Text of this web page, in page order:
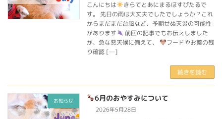
こんにちは
きらてとあにまるほすぴたるで
す。 先日の雨は大丈夫でしたでしょうか？これ
からまだまだ台風など、予期せぬ天災の可能性
があります
前回の記事でもお伝えしました
が、急な悪天候に備えて、
フードやお薬の残
り確認 […]
続きを読む
お知らせ 6月のおやすみについて
2026年5月28日